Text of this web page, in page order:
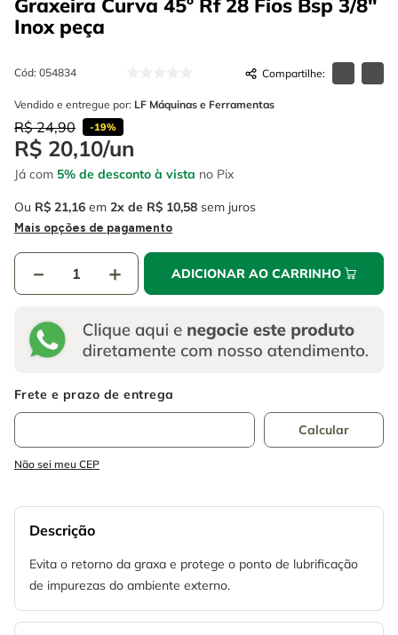
Graxeira Curva 45º Rf 28 Fios Bsp 3/8"
Inox peça
Cód: 054834
Vendido e entregue por: LF Máquinas e Ferramentas
R$ 24,90 -19%
R$ 20,10/un
Já com 5% de desconto à vista no Pix
Ou R$ 21,16 em 2 R$ 10,58 sem juros
Mais opções de pagamento
＋
－ ADICIONAR AO CARRINHO
Não sei meu CEP
Descrição
Evita o retorno da graxa e protege o ponto de lubrificação
de impurezas do ambiente externo.
6º serra copo
8º fio
lavadora alta pressão
10º alicate
º escada
serra circular
º serra copo
º luva
º fio
º lavadora alta pressão
10º alicate